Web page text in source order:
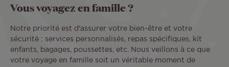
Vous voyagez en famille ?
Notre priorité est d'assurer votre bien-être et votre
sécurité : services personnalisés, repas spécifiques, kit
enfants, bagages, poussettes, etc. Nous veillons à ce que
votre voyage en famille soit un véritable moment de